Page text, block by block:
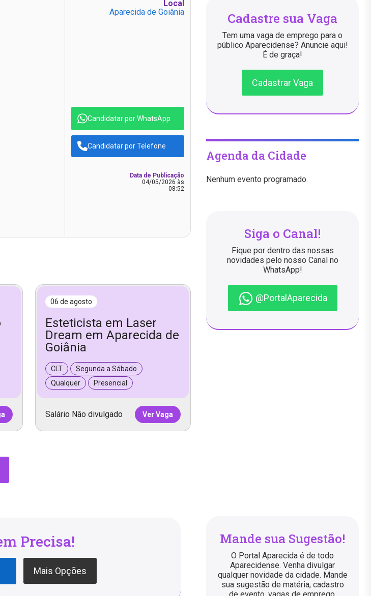
Local
Aparecida de Goiânia
Candidatar por WhatsApp
Candidatar por Telefone
Data de Publicação
04/05/2026 às
08:52
06 de agosto
Esteticista em Laser
Dream em Aparecida de
Goiânia
CLT
Segunda a Sábado
Qualquer
Presencial
Salário Não divulgado Ver Vaga
Precisa!
Mais Opções
Cadastre sua Vaga
Tem uma vaga de emprego para o
público Aparecidense? Anuncie aqui!
É de graça!
Cadastrar Vaga
Agenda da Cidade
Nenhum evento programado.
Siga o Canal!
Fique por dentro das nossas
novidades pelo nosso Canal no
WhatsApp!
@PortalAparecida
Mande sua Sugestão!
O Portal Aparecida é de todo
Aparecidense. Venha divulgar
qualquer novidade da cidade. Mande
sua sugestão de matéria, cadastro